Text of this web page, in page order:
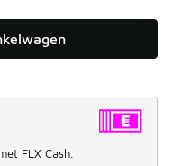
FLX Cash.